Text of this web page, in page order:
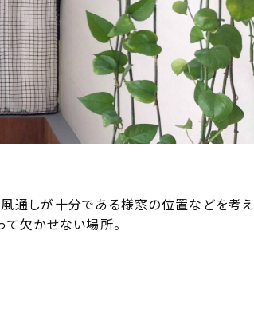
通しが十分である様窓の位置などを考え
欠かせない場所。